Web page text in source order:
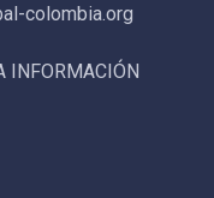
colombia.org
INFORMACIÓN